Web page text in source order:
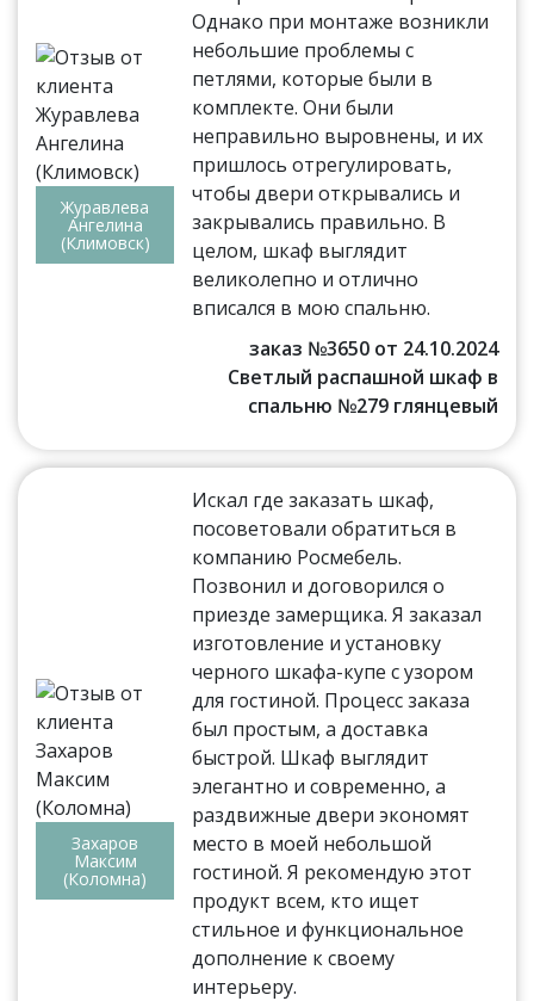
Журавлева
Ангелина
(Климовск)
Однако при монтаже возникли
небольшие проблемы с
петлями, которые были в
комплекте. Они были
неправильно выровнены, и их
пришлось отрегулировать,
чтобы двери открывались и
закрывались правильно. В
целом, шкаф выглядит
великолепно и отлично
вписался в мою спальню.
заказ №3650 от 24.10.2024
Светлый распашной шкаф в
спальню №279 глянцевый
Захаров
Максим
(Коломна)
Искал где заказать шкаф,
посоветовали обратиться в
компанию Росмебель.
Позвонил и договорился о
приезде замерщика. Я заказал
изготовление и установку
черного шкафа-купе с узором
для гостиной. Процесс заказа
был простым, а доставка
быстрой. Шкаф выглядит
элегантно и современно, а
раздвижные двери экономят
место в моей небольшой
гостиной. Я рекомендую этот
продукт всем, кто ищет
стильное и функциональное
дополнение к своему
интерьеру.